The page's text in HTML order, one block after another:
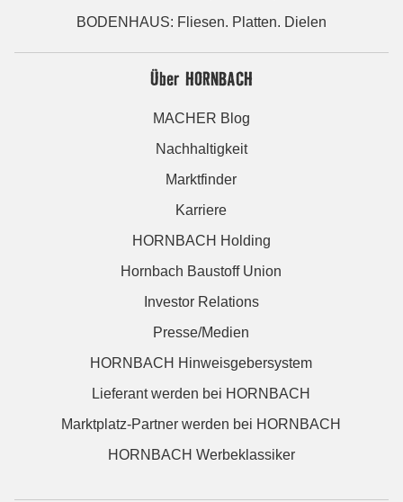
BODENHAUS: Fliesen. Platten. Dielen
Über HORNBACH
MACHER Blog
Nachhaltigkeit
Marktfinder
Karriere
HORNBACH Holding
Hornbach Baustoff Union
Investor Relations
Presse/Medien
HORNBACH Hinweisgebersystem
Lieferant werden bei HORNBACH
Marktplatz-Partner werden bei HORNBACH
HORNBACH Werbeklassiker